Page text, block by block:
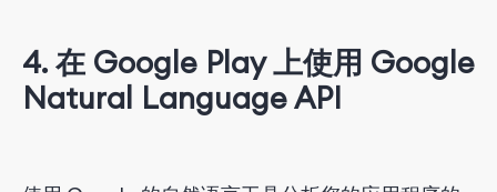
4. 在 Google Play 上使用 Google
Natural Language API